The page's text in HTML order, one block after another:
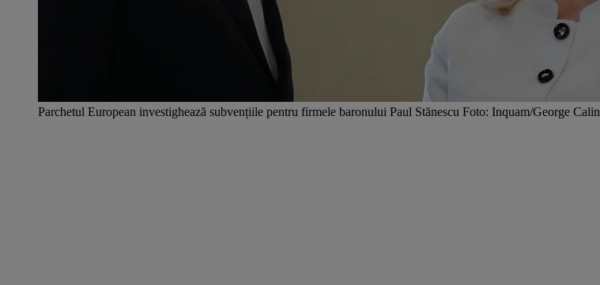
Parchetul European investighează subvențiile pentru firmele baronului Paul Stănescu Foto: Inquam/George Calin